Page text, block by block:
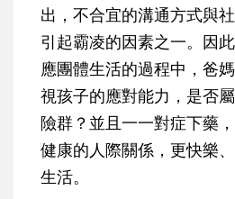
出，不合宜的溝通方式與
引起霸凌的因素之一。因
應團體生活的過程中，爸
視孩子的應對能力，是否
險群？並且一一對症下藥
健康的人際關係，更快樂
生活。